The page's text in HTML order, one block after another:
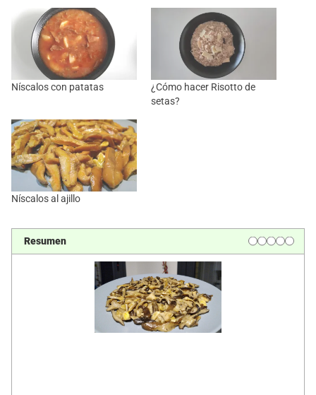
Níscalos con patatas
¿Cómo hacer Risotto de
setas?
Níscalos al ajillo
Resumen